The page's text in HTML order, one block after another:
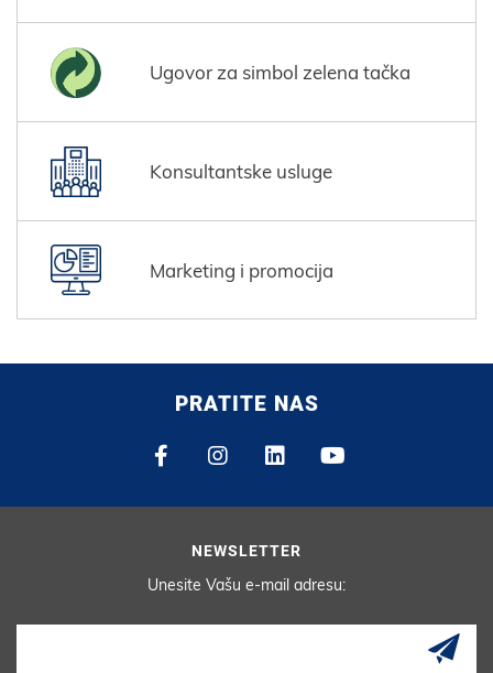
Ugovor za simbol zelena tačka
Konsultantske usluge
Marketing i promocija
PRATITE NAS
NEWSLETTER
Unesite Vašu e-mail adresu: